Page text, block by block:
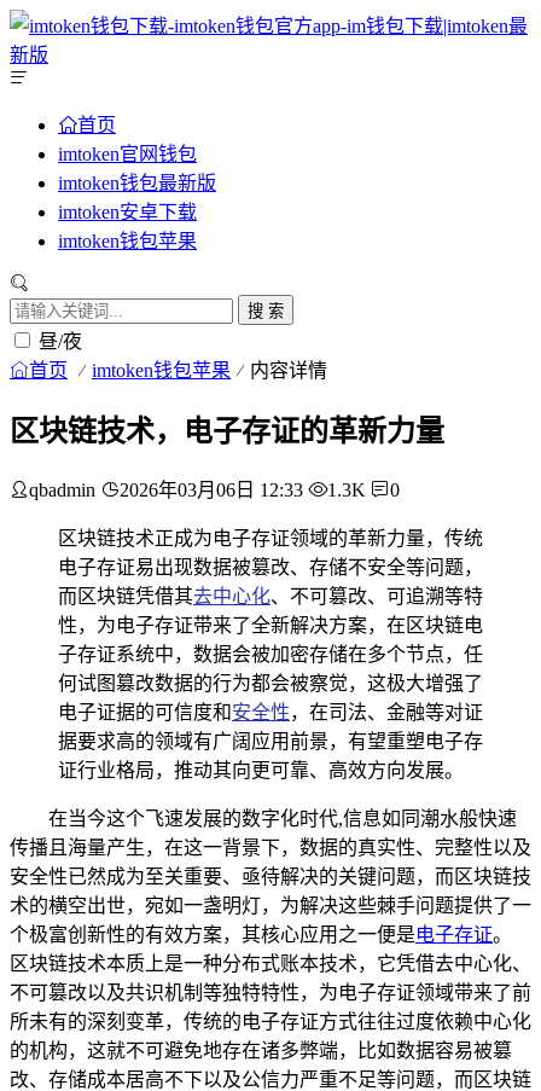
首页
imtoken官网钱包
imtoken钱包最新版
imtoken安卓下载
imtoken钱包苹果
搜 索
昼/夜
首页 imtoken钱包苹果 内容详情
区块链技术，电子存证的革新力量
qbadmin 2026年03月06日 12:33 1.3K 0
区块链技术正成为电子存证领域的革新力量，传统
电子存证易出现数据被篡改、存储不安全等问题，
而区块链凭借其去中心化、不可篡改、可追溯等特
性，为电子存证带来了全新解决方案，在区块链电
子存证系统中，数据会被加密存储在多个节点，任
何试图篡改数据的行为都会被察觉，这极大增强了
电子证据的可信度和安全性，在司法、金融等对证
据要求高的领域有广阔应用前景，有望重塑电子存
证行业格局，推动其向更可靠、高效方向发展。
在当今这个飞速发展的数字化时代,信息如同潮水般快速
传播且海量产生，在这一背景下，数据的真实性、完整性以及
安全性已然成为至关重要、亟待解决的关键问题，而区块链技
术的横空出世，宛如一盏明灯，为解决这些棘手问题提供了一
个极富创新性的有效方案，其核心应用之一便是电子存证。
区块链技术本质上是一种分布式账本技术，它凭借去中心化、
不可篡改以及共识机制等独特特性，为电子存证领域带来了前
所未有的深刻变革，传统的电子存证方式往往过度依赖中心化
的机构，这就不可避免地存在诸多弊端，比如数据容易被篡
改、存储成本居高不下以及公信力严重不足等问题，而区块链